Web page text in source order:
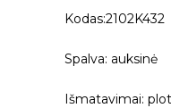
Kodas:2102K432
Spalva: auksinė
Išmatavimai: